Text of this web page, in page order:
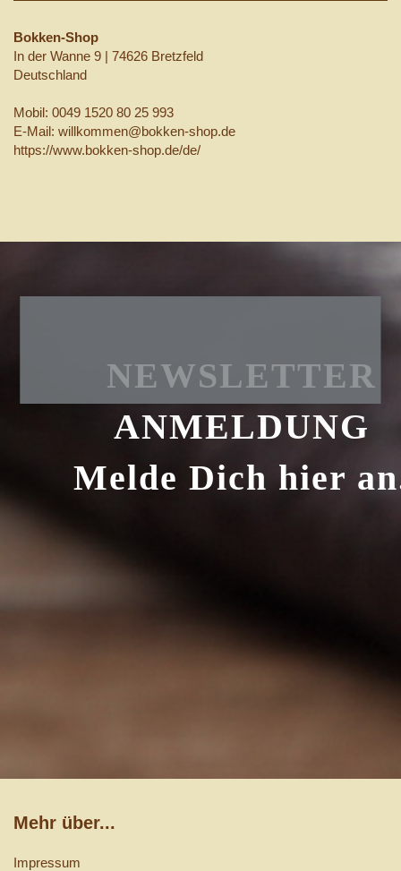
Bokken-Shop
In der Wanne 9 | 74626 Bretzfeld
Deutschland
Mobil: 0049 1520 80 25 993
E-Mail: willkommen@bokken-shop.de
https://www.bokken-shop.de/de/
NEWSLETTER
ANMELDUNG
Melde Dich hier
Mehr über...
Impressum